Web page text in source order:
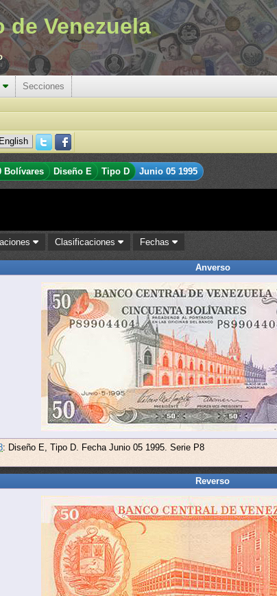
Venezuela
Secciones
English
Bolívares Diseño E Tipo D Junio 05 1995
Clasificaciones Fechas
Anverso
: Diseño E, Tipo D. Fecha Junio 05 1995. Serie P8
Reverso